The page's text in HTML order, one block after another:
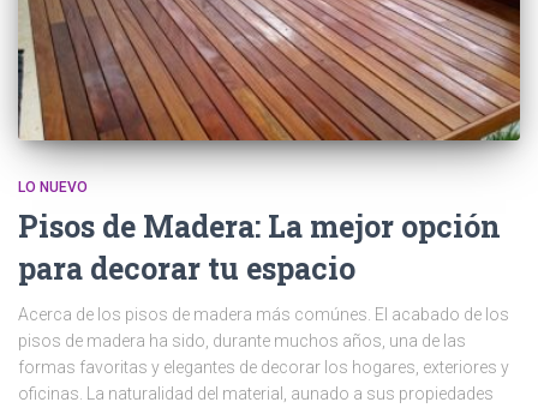
LO NUEVO
Pisos de Madera: La mejor opción
para decorar tu espacio
Acerca de los pisos de madera más comúnes. El acabado de los
pisos de madera ha sido, durante muchos años, una de las
formas favoritas y elegantes de decorar los hogares, exteriores y
oficinas. La naturalidad del material, aunado a sus propiedades